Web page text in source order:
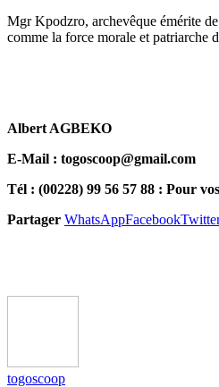
Mgr Kpodzro, archevêque émérite
comme la force morale et patriarche
Albert AGBEKO
E-Mail : togoscoop@gmail.com
Tél : (00228) 99 56 57 88 : Pour
Partager WhatsAppFacebook
togoscoop